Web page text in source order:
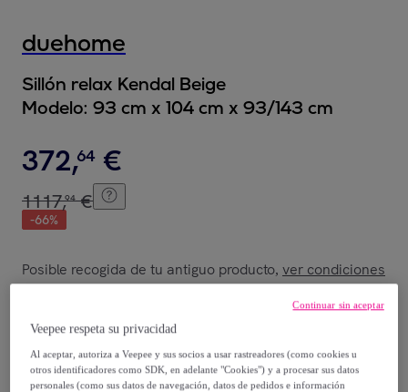
duehome
Sillón relax Kendal Beige
Modelo: 93 cm x 104 cm x 93/143 cm
372,64 €
1117,94 €
-66%
Posible recogida de tu antiguo producto, ver condiciones
Vendido por duehome
Veepee respeta su privacidad
Al aceptar, autoriza a Veepee y sus socios a usar rastreadores (como cookies u
otros identificadores como SDK, en adelante "Cookies") y a procesar sus datos
personales (como sus datos de navegación, datos de pedidos e información
Continuar sin aceptar